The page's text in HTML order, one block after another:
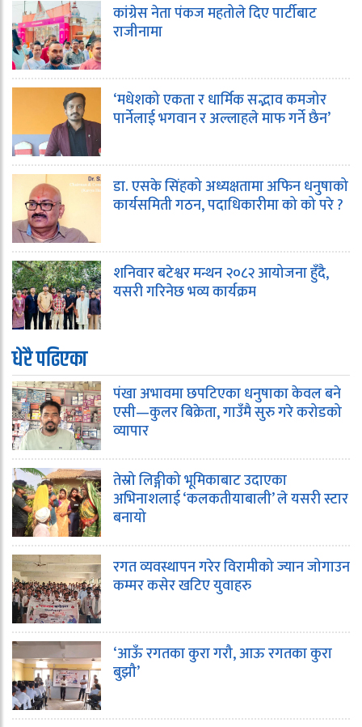
कांग्रेस नेता पंकज महतोले दिए पार्टीबाट
राजीनामा
‘मधेशको एकता र धार्मिक सद्भाव कमजोर
पार्नेलाई भगवान र अल्लाहले माफ गर्ने छैन’
डा. एसके सिंहको अध्यक्षतामा अफिन धनुषाको
कार्यसमिती गठन, पदाधिकारीमा को को परे ?
शनिवार बटेश्वर मन्थन २०८२ आयोजना हुँदै,
यसरी गरिनेछ भव्य कार्यक्रम
धेरै पढिएका
पंखा अभावमा छपटिएका धनुषाका केवल बने
एसी—कुलर बिक्रेता, गाउँमै सुरु गरे करोडको
व्यापार
तेस्रो लिङ्गीको भूमिकाबाट उदाएका
अभिनाशलाई ‘कलकतीयाबाली’ ले यसरी स्टार
बनायो
रगत व्यवस्थापन गरेर विरामीको ज्यान जोगाउन
कम्मर कसेर खटिए युवाहरु
‘आऊँ रगतका कुरा गरौ, आऊ रगतका कुरा
बुझौ’